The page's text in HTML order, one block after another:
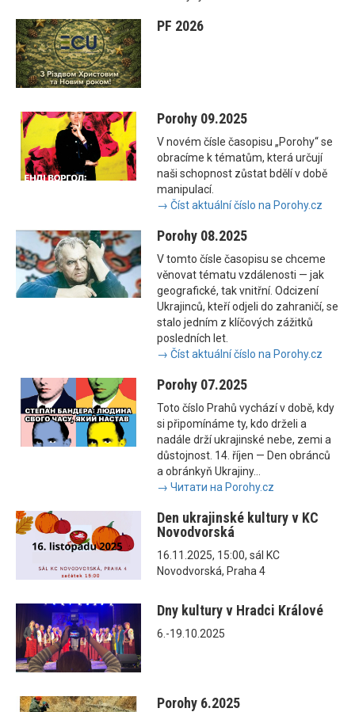
PF 2026
Porohy 09.2025
V novém čísle časopisu „Porohy“ se
obracíme k tématům, která určují
naši schopnost zůstat bdělí v době
manipulací.
→ Číst aktuální číslo na Porohy.cz
Porohy 08.2025
V tomto čísle časopisu se chceme
věnovat tématu vzdálenosti — jak
geografické, tak vnitřní. Odcizení
Ukrajinců, kteří odjeli do zahraničí, se
stalo jedním z klíčových zážitků
posledních let.
→ Číst aktuální číslo na Porohy.cz
Porohy 07.2025
Toto číslo Prahů vychází v době, kdy
si připomínáme ty, kdo drželi a
nadále drží ukrajinské nebe, zemi a
důstojnost. 14. říjen — Den obránců
a obránkyň Ukrajiny...
→ Читати на Porohy.cz
Den ukrajinské kultury v KC
Novodvorská
16.11.2025, 15:00, sál KC
Novodvorská, Praha 4
Dny kultury v Hradci Králové
6.-19.10.2025
Porohy 6.2025